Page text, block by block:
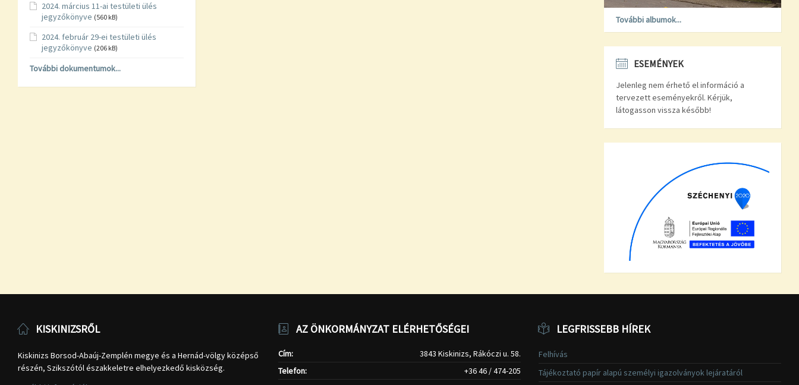
2024. március 11-ai testületi ülés
jegyzőkönyve (560 kB)
2024. február 29-ei testületi ülés
jegyzőkönyve (206 kB)
További dokumentumok...
További albumok...
ESEMÉNYEK
Jelenleg nem érhető el információ a
tervezett eseményekről. Kérjük,
látogasson vissza később!
KISKINIZSRŐL
Kiskinizs Borsod-Abaúj-Zemplén megye és a Hernád-völgy középső
részén, Szikszótól északkeletre elhelyezkedő kisközség.
AZ ÖNKORMÁNYZAT ELÉRHETŐSÉGEI
Cím:
3843 Kiskinizs, Rákóczi u. 58.
Telefon:
+36 46 / 474-205
LEGFRISSEBB HÍREK
Felhívás
Tájékoztató papír alapú személyi igazolványok lejáratáról